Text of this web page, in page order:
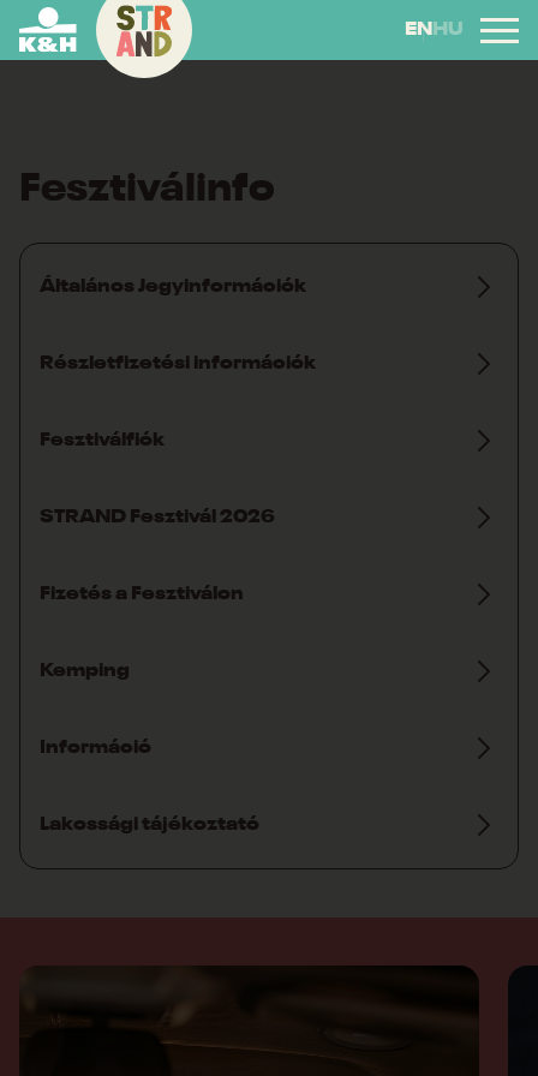
EN HU
Fesztiválinfo
Általános Jegyinformációk
Részletfizetési információk
Fesztiválfiók
STRAND Fesztivál 2026
Fizetés a Fesztiválon
Kemping
Információ
Lakossági tájékoztató